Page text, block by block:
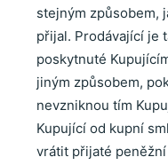
stejným způsobem,
přijal. Prodávající je
poskytnuté
jiným způsobem,
nevzniknou tím
Kupující od kupní
vrátit přijaté